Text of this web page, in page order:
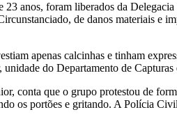
23 anos, foram liberados da
de danos materiais e
apenas calcinhas e tinham
do Departamento de
conta que o grupo protestou de
os portões e gritando. A Polícia